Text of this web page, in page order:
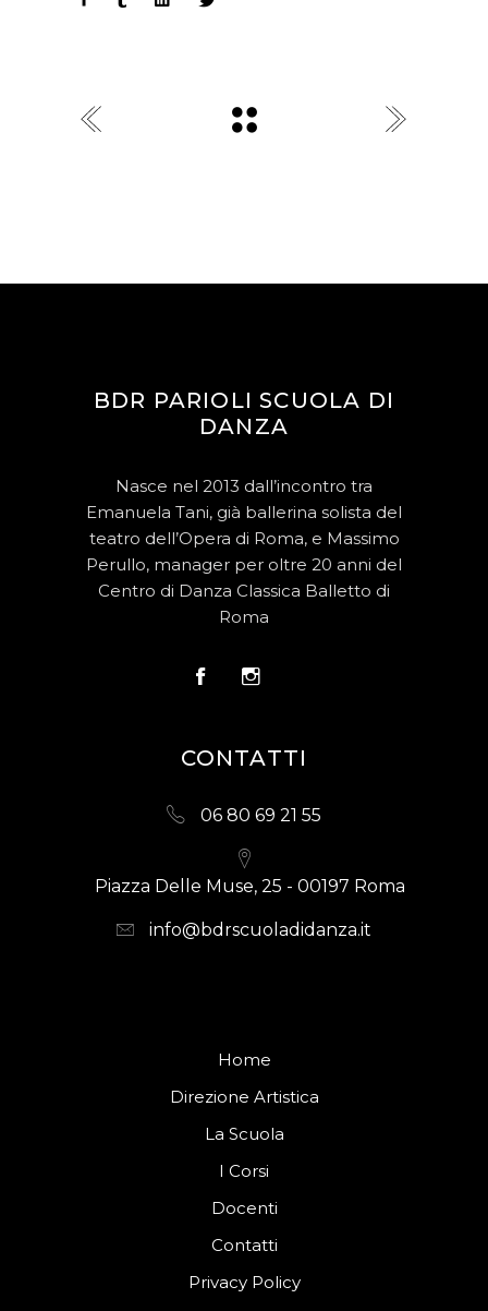
BDR PARIOLI SCUOLA DI
DANZA
Nasce nel 2013 dall’incontro tra
Emanuela Tani, già ballerina solista del
teatro dell’Opera di Roma, e Massimo
Perullo, manager per oltre 20 anni del
Centro di Danza Classica Balletto di
Roma
CONTATTI
06 80 69 21 55
Piazza Delle Muse, 25 - 00197 Roma
info@bdrscuoladidanza.it
Home
Direzione Artistica
La Scuola
I Corsi
Docenti
Contatti
Privacy Policy